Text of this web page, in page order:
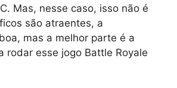
Mas, nesse caso, isso não é
são atraentes, a
mas a melhor parte é a
rodar esse jogo Battle Royale